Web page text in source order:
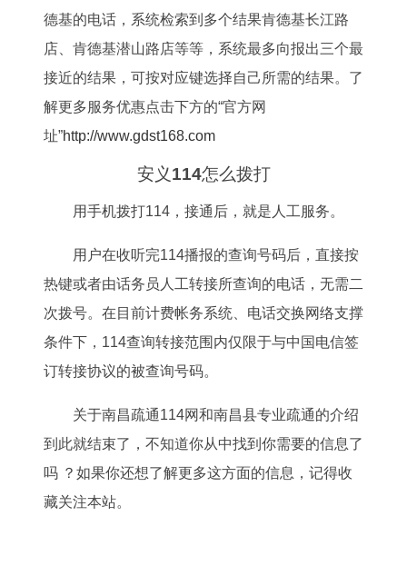
德基的电话，系统检索到多个结果肯德基长江路
店、肯德基潜山路店等等，系统最多向报出三个最
接近的结果，可按对应键选择自己所需的结果。了
解更多服务优惠点击下方的“官方网
址”http://www.gdst168.com
安义114怎么拨打
用手机拨打114，接通后，就是人工服务。
用户在收听完114播报的查询号码后，直接按
热键或者由话务员人工转接所查询的电话，无需二
次拨号。在目前计费帐务系统、电话交换网络支撑
条件下，114查询转接范围内仅限于与中国电信签
订转接协议的被查询号码。
关于南昌疏通114网和南昌县专业疏通的介绍
到此就结束了，不知道你从中找到你需要的信息了
吗 ？如果你还想了解更多这方面的信息，记得收
藏关注本站。